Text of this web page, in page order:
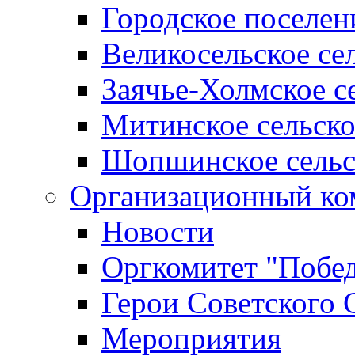
Городское
Великосельское
Заячье-Холмское
Митинское
Шопшинское
Организационный
Новости
Оргкомитет
Герои Советского
Мероприятия